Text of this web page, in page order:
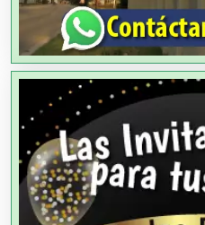
Artes Gráficas
Artesanías
Artículos de Oficina
Artículos de Piel